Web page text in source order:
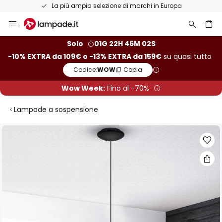
La più ampia selezione di marchi in Europa
Salta
al
Solo
01G 22H 46M 02S
-10% EXTRA da 109€ o -13% EXTRA da 159€ su quasi tutto
Codice:WOW Copia
Wow Week: Fino al -70%
Lampade a sospensione
di